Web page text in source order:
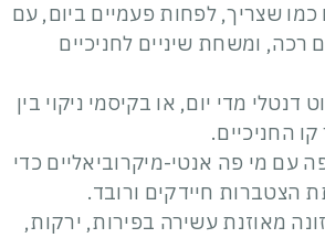
כמו שצריך, לפחות פעמיים ביום, עם
רכה, ומשחת שיניים לחניכיים
מדי יום, או בקיסמי ניקוי בין
קו החניכיים.
עם מי פה אנטי-מיקרוביאליים כדי
הצטברות חיידקים ורובד.
מאוזנת עשירה בפירות, ירקות,